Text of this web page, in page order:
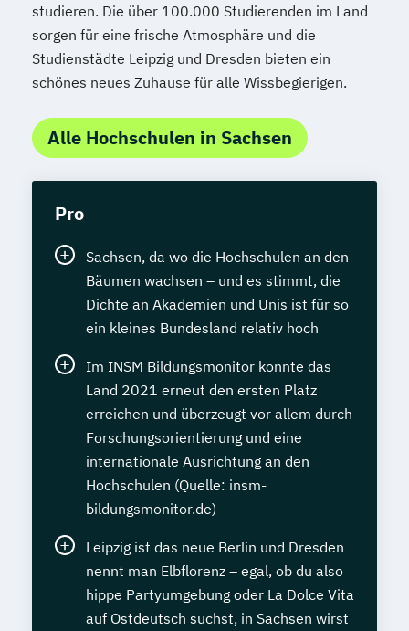
studieren. Die über 100.000 Studierenden im Land
sorgen für eine frische Atmosphäre und die
Studienstädte Leipzig und Dresden bieten ein
schönes neues Zuhause für alle Wissbegierigen.
Alle Hochschulen in Sachsen
Pro
Sachsen, da wo die Hochschulen an den
Bäumen wachsen – und es stimmt, die
Dichte an Akademien und Unis ist für so
ein kleines Bundesland relativ hoch
Im INSM Bildungsmonitor konnte das
Land 2021 erneut den ersten Platz
erreichen und überzeugt vor allem durch
Forschungsorientierung und eine
internationale Ausrichtung an den
Hochschulen (Quelle: insm-
bildungsmonitor.de)
Leipzig ist das neue Berlin und Dresden
nennt man Elbflorenz – egal, ob du also
hippe Partyumgebung oder La Dolce Vita
auf Ostdeutsch suchst, in Sachsen wirst